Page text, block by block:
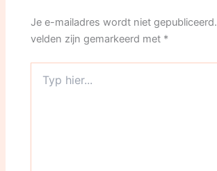
Je e-mailadres wordt niet gepubliceerd.
velden zijn gemarkeerd met *
hier...